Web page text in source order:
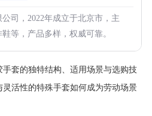
司，2022年成立于北京市，主
等，产品多样，权威可靠。
套的独特结构、适用场景与选购技
活性的特殊手套如何成为劳动场景